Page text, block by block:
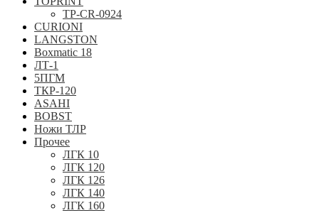
TP-CR-0924
CURIONI
LANGSTON
Boxmatic 18
ЛТ-1
5ПГМ
ТКР-120
ASAHI
BOBST
Ножи ТЛР
Прочее
ЛГК 10
ЛГК 120
ЛГК 126
ЛГК 140
ЛГК 160